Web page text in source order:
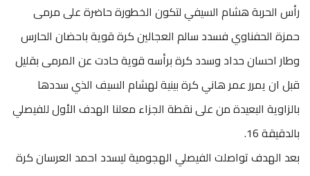
رأس الحربة هشام السيفي لتكون الخطورة حاضرة على مرمى
حمزة الحفناوي فسدد سالم العجالين كرة قوية باحضان الحارس
وطار احسان حداد وسدد كرة برأسه قوية حادت عن المرمى بقليل
قبل ان يمرر عمر هاني كرة بينية لهشام السيف الذي سددها
بالزاوية البعيدة من على نقطة الجزاء معلنا الهدف الأول للفيصلي
بالدقيقة 16.
بعد الهدف تواصلت الفيصلي الهجومية ليسدد احمد العرسان كرة